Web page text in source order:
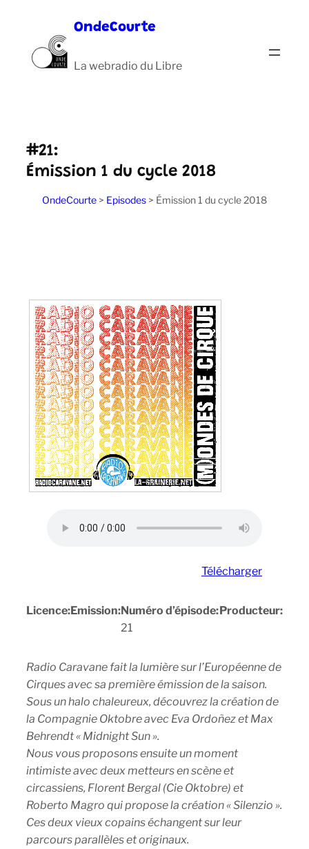
contenu
OndeCourte
La webradio du Libre
#21:
Émission 1 du cycle 2018
OndeCourte > Episodes > Émission 1 du cycle 2018
Télécharger
Licence:Emission:Numéro d’épisode:
21
Producteur:
Radio Caravane fait la lumière sur l’Européenne de
Cirques avec sa première émission de la saison.
Sous un halo chaleureux, découvrez la création de
la Compagnie Oktobre avec Eva Ordoñez et Max
Behrendt « Midnight Sun ».
Nous vous proposons ensuite un moment
intimiste avec deux metteurs en scène et
circassiens, Florent Bergal (Cie Oktobre) et
Roberto Magro qui propose la création « Silenzio ».
Ces deux vieux copains échangent sur leur
parcours parallèles et originaux.